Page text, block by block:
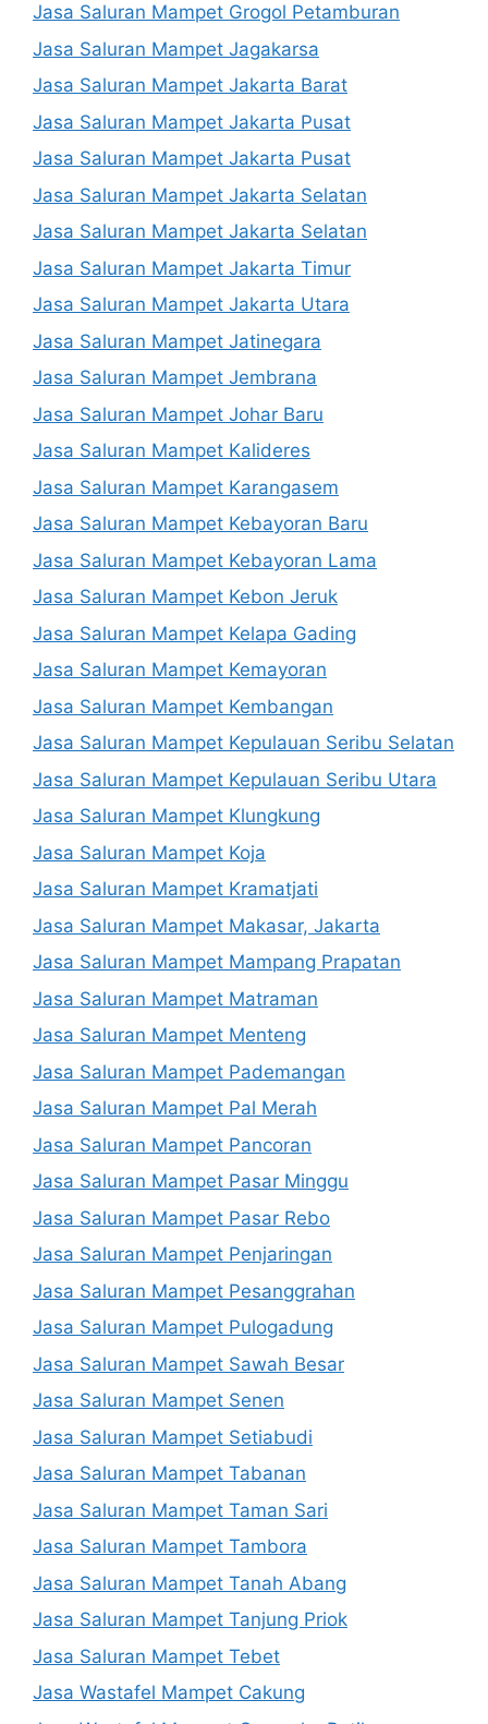
Jasa Saluran Mampet Grogol Petamburan
Jasa Saluran Mampet Jagakarsa
Jasa Saluran Mampet Jakarta Barat
Jasa Saluran Mampet Jakarta Pusat
Jasa Saluran Mampet Jakarta Pusat
Jasa Saluran Mampet Jakarta Selatan
Jasa Saluran Mampet Jakarta Selatan
Jasa Saluran Mampet Jakarta Timur
Jasa Saluran Mampet Jakarta Utara
Jasa Saluran Mampet Jatinegara
Jasa Saluran Mampet Jembrana
Jasa Saluran Mampet Johar Baru
Jasa Saluran Mampet Kalideres
Jasa Saluran Mampet Karangasem
Jasa Saluran Mampet Kebayoran Baru
Jasa Saluran Mampet Kebayoran Lama
Jasa Saluran Mampet Kebon Jeruk
Jasa Saluran Mampet Kelapa Gading
Jasa Saluran Mampet Kemayoran
Jasa Saluran Mampet Kembangan
Jasa Saluran Mampet Kepulauan Seribu Selatan
Jasa Saluran Mampet Kepulauan Seribu Utara
Jasa Saluran Mampet Klungkung
Jasa Saluran Mampet Koja
Jasa Saluran Mampet Kramatjati
Jasa Saluran Mampet Makasar, Jakarta
Jasa Saluran Mampet Mampang Prapatan
Jasa Saluran Mampet Matraman
Jasa Saluran Mampet Menteng
Jasa Saluran Mampet Pademangan
Jasa Saluran Mampet Pal Merah
Jasa Saluran Mampet Pancoran
Jasa Saluran Mampet Pasar Minggu
Jasa Saluran Mampet Pasar Rebo
Jasa Saluran Mampet Penjaringan
Jasa Saluran Mampet Pesanggrahan
Jasa Saluran Mampet Pulogadung
Jasa Saluran Mampet Sawah Besar
Jasa Saluran Mampet Senen
Jasa Saluran Mampet Setiabudi
Jasa Saluran Mampet Tabanan
Jasa Saluran Mampet Taman Sari
Jasa Saluran Mampet Tambora
Jasa Saluran Mampet Tanah Abang
Jasa Saluran Mampet Tanjung Priok
Jasa Saluran Mampet Tebet
Jasa Wastafel Mampet Cakung